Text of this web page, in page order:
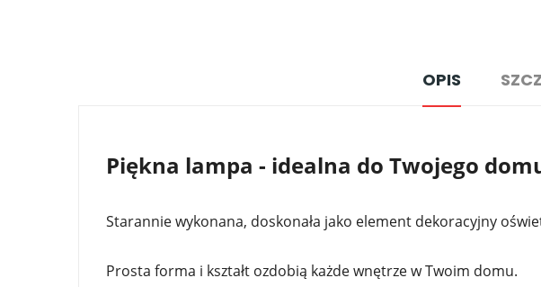
OPIS
Piękna lampa - idealna do Twojego
Starannie wykonana, doskonała jako element dekoracyjny
Prosta forma i kształt ozdobią każde wnętrze w Twoim domu.